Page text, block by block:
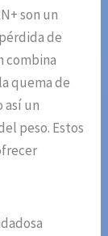
son un
de
combina
quema de
un
peso. Estos